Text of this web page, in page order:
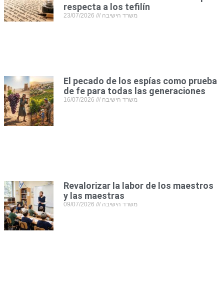
respecta a los tefilín
משרד הישיבה 23/07/2026
El pecado de los espías como prueba
de fe para todas las generaciones
משרד הישיבה 16/07/2026
Revalorizar la labor de los maestros
y las maestras
משרד הישיבה 09/07/2026